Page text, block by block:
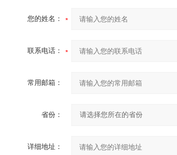
您的姓名：
联系电话：
常用邮箱：
省份：
详细地址：